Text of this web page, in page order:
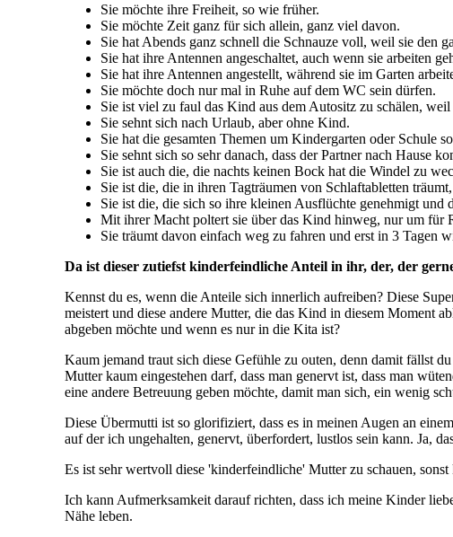
Sie möchte ihre Freiheit, so wie früher.
Sie möchte Zeit ganz für sich allein, ganz viel davon.
Sie hat Abends ganz schnell die Schnauze voll, weil sie den
Sie hat ihre Antennen angeschaltet, auch wenn sie arbeiten
Sie hat ihre Antennen angestellt, während sie im Garten
Sie möchte doch nur mal in Ruhe auf dem WC sein dürfen.
Sie ist viel zu faul das Kind aus dem Autositz zu schälen,
Sie sehnt sich nach Urlaub, aber ohne Kind.
Sie hat die gesamten Themen um Kindergarten oder Schule
Sie sehnt sich so sehr danach, dass der Partner nach
Sie ist auch die, die nachts keinen Bock hat die Windel zu
Sie ist die, die in ihren Tagträumen von Schlaftabletten
Sie ist die, die sich so ihre kleinen Ausflüchte genehmigt und
Mit ihrer Macht poltert sie über das Kind hinweg, nur um für
Sie träumt davon einfach weg zu fahren und erst in 3 Tagen
Da ist dieser zutiefst kinderfeindliche Anteil in ihr, der, der
Kennst du es, wenn die Anteile sich innerlich aufreiben? Diese
meistert und diese andere Mutter, die das Kind in diesem Moment
abgeben möchte und wenn es nur in die Kita ist?
Kaum jemand traut sich diese Gefühle zu outen, denn damit fällst
Mutter kaum eingestehen darf, dass man genervt ist, dass man
eine andere Betreuung geben möchte, damit man sich, ein wenig
Diese Übermutti ist so glorifiziert, dass es in meinen Augen an
auf der ich ungehalten, genervt, überfordert, lustlos sein kann. Ja,
Es ist sehr wertvoll diese 'kinderfeindliche' Mutter zu schauen,
Ich kann Aufmerksamkeit darauf richten, dass ich meine Kinder
Nähe leben.